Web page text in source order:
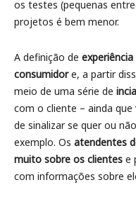
os testes (pequenas
projetos é bem menor.
A definição de experiência
consumidore, a partir
meio de uma série de
com o cliente – ainda
de sinalizar se quer ou
exemplo. Os atendentes
muito sobre os clientes e
com informações sobre